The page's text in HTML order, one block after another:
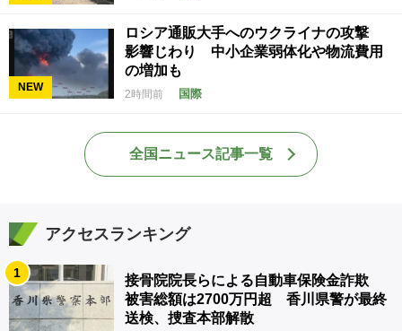
NEW
ロシア通販大手へのウクライナの攻撃
影響じわり 中小企業弱体化や物流費用
の増加も
2時間前 国際
全国ニュース記事一覧
アクセスランキング
1
接骨院院長らによる自動車保険金詐欺
被害総額は2700万円超 香川県警が最終
送検、捜査本部解散